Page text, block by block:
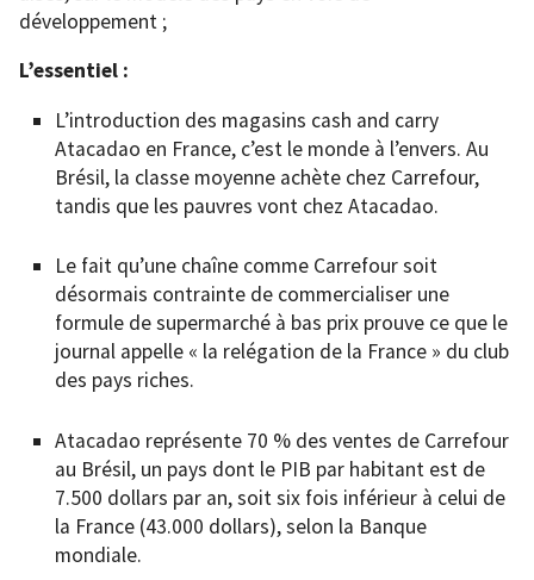
développement ;
L’essentiel :
L’introduction des magasins cash and carry
Atacadao en France, c’est le monde à l’envers. Au
Brésil, la classe moyenne achète chez Carrefour,
tandis que les pauvres vont chez Atacadao.
Le fait qu’une chaîne comme Carrefour soit
désormais contrainte de commercialiser une
formule de supermarché à bas prix prouve ce que le
journal appelle « la relégation de la France » du club
des pays riches.
Atacadao représente 70 % des ventes de Carrefour
au Brésil, un pays dont le PIB par habitant est de
7.500 dollars par an, soit six fois inférieur à celui de
la France (43.000 dollars), selon la Banque
mondiale.